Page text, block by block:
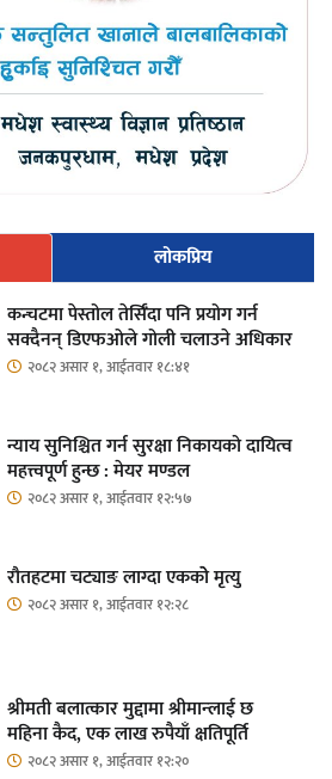
लोकप्रिय
कन्चटमा पेस्तोल तेर्सिँदा पनि प्रयोग गर्न
सक्दैनन् डिएफओले गोली चलाउने अधिकार
२०८२ असार १, आईतवार १८:४१
न्याय सुनिश्चित गर्न सुरक्षा निकायको दायित्व
महत्त्वपूर्ण हुन्छ : मेयर मण्डल
२०८२ असार १, आईतवार १२:५७
रौतहटमा चट्याङ लाग्दा एककोे मृत्यु
२०८२ असार १, आईतवार १२:२८
श्रीमती बलात्कार मुद्दामा श्रीमान्लाई छ
महिना कैद, एक लाख रुपैयाँ क्षतिपूर्ति
२०८२ असार १, आईतवार १२:२०